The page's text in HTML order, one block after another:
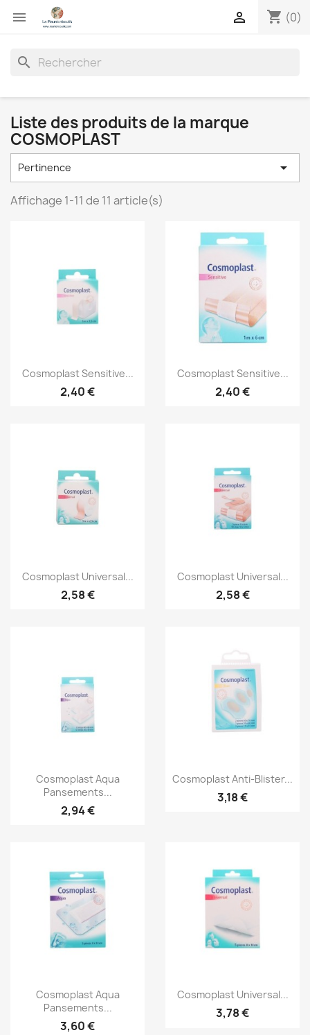
 shopping_cart (0)

search
Liste des produits de la marque
COSMOPLAST
Pertinence 
Affichage 1-11 de 11 article(s)
Aperçu rapide
Cosmoplast Sensitive...
2,40 €
Aperçu rapide
Cosmoplast Sensitive...
2,40 €
Aperçu rapide
Cosmoplast Universal...
2,58 €
Aperçu rapide
Cosmoplast Universal...
2,58 €
Aperçu rapide
Cosmoplast Aqua
Pansements...
2,94 €
Aperçu rapide
Cosmoplast Anti-Blister...
3,18 €
Aperçu rapide
Cosmoplast Aqua
Pansements...
3,60 €
Aperçu rapide
Cosmoplast Universal...
3,78 €